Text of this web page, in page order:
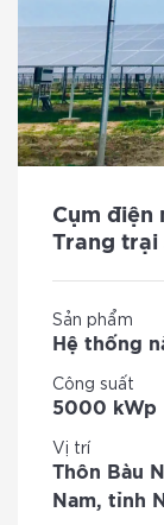
Cụm điện
Trang trại
Sản phẩm
Hệ thống
Công suất
5000 kWp
Vị trí
Thôn Bàu
Nam, tỉnh